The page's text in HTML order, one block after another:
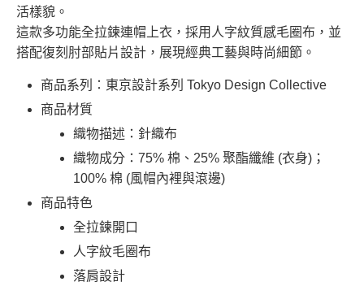
活樣貌。
這款多功能全拉鍊連帽上衣，採用人字紋質感毛圈布，並
搭配復刻肘部貼片設計，展現經典工藝與時尚細節。
商品系列：東京設計系列 Tokyo Design Collective
商品材質
織物描述：針織布
織物成分：75% 棉、25% 聚酯纖維 (衣身)；
100% 棉 (風帽內裡與滾邊)
商品特色
全拉鍊開口
人字紋毛圈布
落肩設計